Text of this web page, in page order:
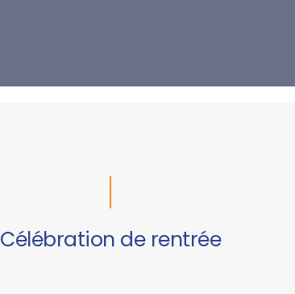
Célébration de rentrée